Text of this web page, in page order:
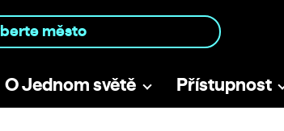
O Jednom světě Přístupnost